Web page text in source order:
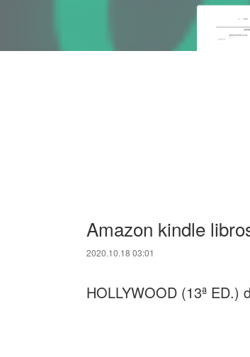
Amazon kindle
2020.10.18 03:01
HOLLYWOOD (13ª ED.)